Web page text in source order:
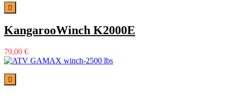

KangarooWinch K2000E
79,00 €
